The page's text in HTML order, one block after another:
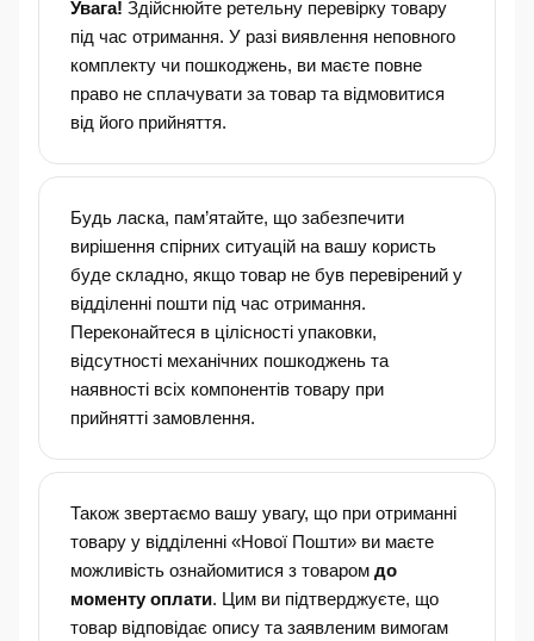
Увага! Здійснюйте ретельну перевірку товару
під час отримання. У разі виявлення неповного
комплекту чи пошкоджень, ви маєте повне
право не сплачувати за товар та відмовитися
від його прийняття.
Будь ласка, пам’ятайте, що забезпечити
вирішення спірних ситуацій на вашу користь
буде складно, якщо товар не був перевірений у
відділенні пошти під час отримання.
Переконайтеся в цілісності упаковки,
відсутності механічних пошкоджень та
наявності всіх компонентів товару при
прийнятті замовлення.
Також звертаємо вашу увагу, що при отриманні
товару у відділенні «Нової Пошти» ви маєте
можливість ознайомитися з товаром до
моменту оплати. Цим ви підтверджуєте, що
товар відповідає опису та заявленим вимогам